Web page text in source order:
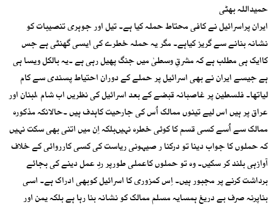
حمیداللہ بھٹی
ایران پراسرائیل نے کافی محتاط حملہ کیا ہے۔ تیل اور جوہری تنصیبات کو
نشانہ بنانے سے گریز کیاہے۔ مگر یہ حملہ خطرے کی ایسی گھنٹی ہے جس
کاایک ہی مطلب ہے کہ مشرقِ وسطیٰ میں جنگ پھیل رہی ہے ۔یہ بالکل ویسا ہی
ہے جیسے ایران نے بھی اسرائیل پر حملے کے دوران احتیاط پسندی سے کام
لیاتھا۔ فلسطین پر غاصبانہ قبضے کے بعد اسرائیل کی نظریں اب شام ،لبنان اور
عراق پر ہیں اس لیے تینوں ممالک اُس کی جارحیت کاہدف ہیں ۔حالانکہ مذکورہ
ممالک سے اُسے کسی قسم کا کوئی خطرہ نہیںبلکہ اِن میں اتنی بھی سکت نہیں
کہ حملوں کا جواب دینا تو درکنا ر صیہونی ریاست کی کسی کارروائی کے خلاف
آوازہی بلند کر سکیں۔ وہ تو حملوں کاعملی طورپر ردِ عمل دینے کی بجائے
برداشت کرنے پر مجبور ہیں۔ اِس کمزوری کا اسرائیل کوبھی ادراک ہے۔ اسی
بناپرنہ صرف بے دریغ ہمسایہ مسلم ممالک کو نشانہ بنا رہا ہے بلکہ یمن اور